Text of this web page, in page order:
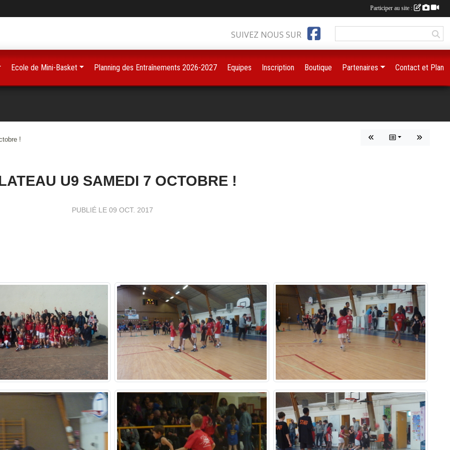
!
U9 SAMEDI 7 OCTOBRE !
PUBLIÉ LE 09 OCT. 2017
SUIVEZ NOUS SUR
Ecole de Mini-Basket Planning des Entraînements 2026-2027 Equipes Inscription Boutique Partenaires Contact et Plan
Participer au site :